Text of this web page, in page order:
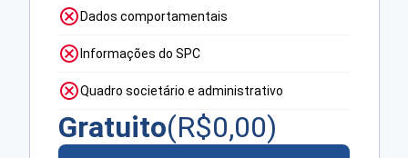
Dados comportamentais
Informações do SPC
Quadro societário e administrativo
Gratuito(R$0,00)